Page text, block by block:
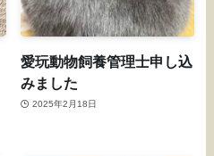
愛玩動物飼養管理士申し込
みました
2025年2月18日